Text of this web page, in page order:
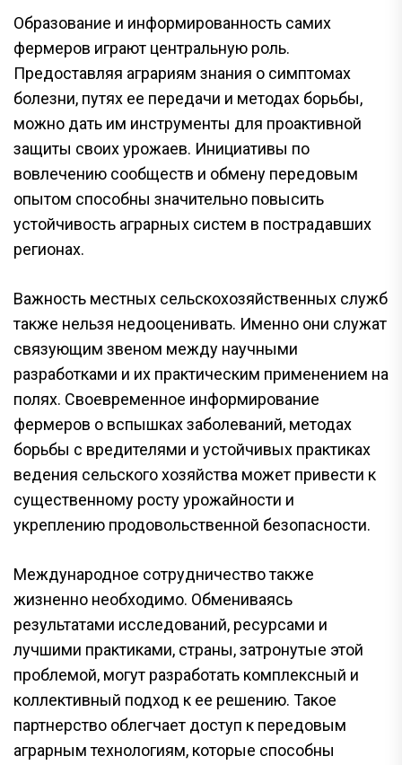
Образование и информированность самих
фермеров играют центральную роль.
Предоставляя аграриям знания о симптомах
болезни, путях ее передачи и методах борьбы,
можно дать им инструменты для проактивной
защиты своих урожаев. Инициативы по
вовлечению сообществ и обмену передовым
опытом способны значительно повысить
устойчивость аграрных систем в пострадавших
регионах.
Важность местных сельскохозяйственных служб
также нельзя недооценивать. Именно они служат
связующим звеном между научными
разработками и их практическим применением на
полях. Своевременное информирование
фермеров о вспышках заболеваний, методах
борьбы с вредителями и устойчивых практиках
ведения сельского хозяйства может привести к
существенному росту урожайности и
укреплению продовольственной безопасности.
Международное сотрудничество также
жизненно необходимо. Обмениваясь
результатами исследований, ресурсами и
лучшими практиками, страны, затронутые этой
проблемой, могут разработать комплексный и
коллективный подход к ее решению. Такое
партнерство облегчает доступ к передовым
аграрным технологиям, которые способны